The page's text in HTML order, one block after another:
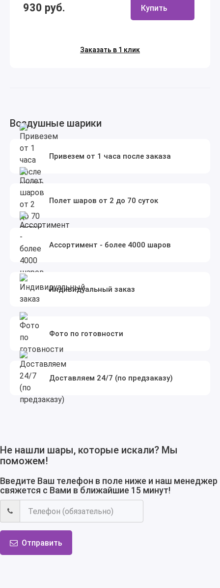
930 руб. Купить
Заказать в 1 клик
Воздушные шарики
Привезем от 1 часа после заказа
Полет шаров от 2 до 70 суток
Ассортимент - более 4000 шаров
Индивидуальный заказ
Фото по готовности
Доставляем 24/7 (по предзаказу)
Не нашли шары, которые искали? Мы
поможем!
Введите Ваш телефон в поле ниже и наш менеджер
свяжется с Вами в ближайшие 15 минут!
Отправить